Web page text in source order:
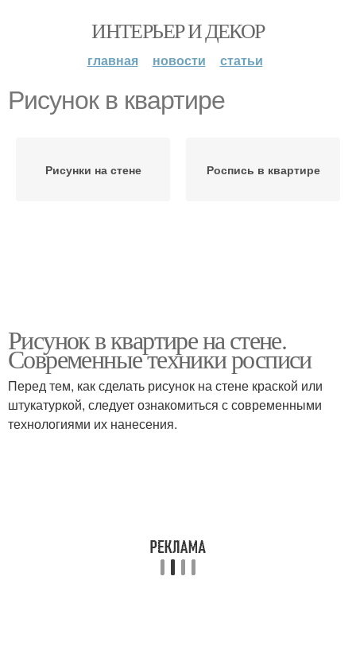
ИНТЕРЬЕР И ДЕКОР
главная новости статьи
Рисунок в квартире
Рисунки на стене Роспись в квартире
Рисунок в квартире на стене.
Современные техники росписи
Перед тем, как сделать рисунок на стене краской или
штукатуркой, следует ознакомиться с современными
технологиями их нанесения.